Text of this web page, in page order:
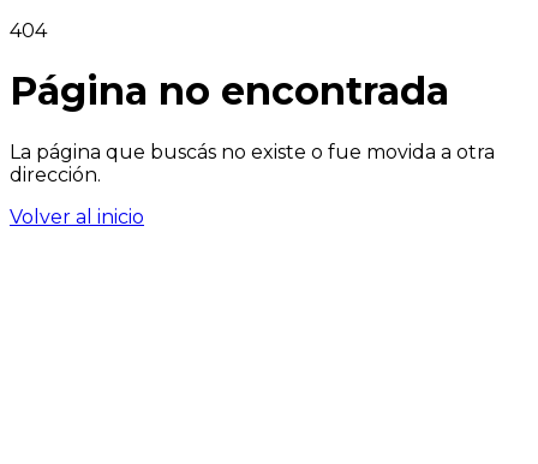
404
Página no encontrada
La página que buscás no existe o fue movida a otra
dirección.
Volver al inicio